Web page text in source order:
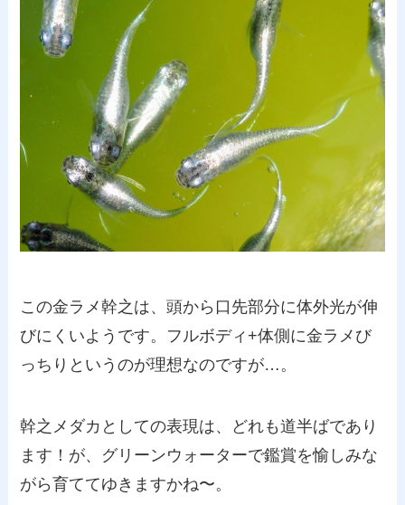
この金ラメ幹之は、頭から口先部分に体外光が伸
びにくいようです。フルボディ+体側に金ラメび
っちりというのが理想なのですが…。
幹之メダカとしての表現は、どれも道半ばであり
ます！が、グリーンウォーターで鑑賞を愉しみな
がら育ててゆきますかね〜。